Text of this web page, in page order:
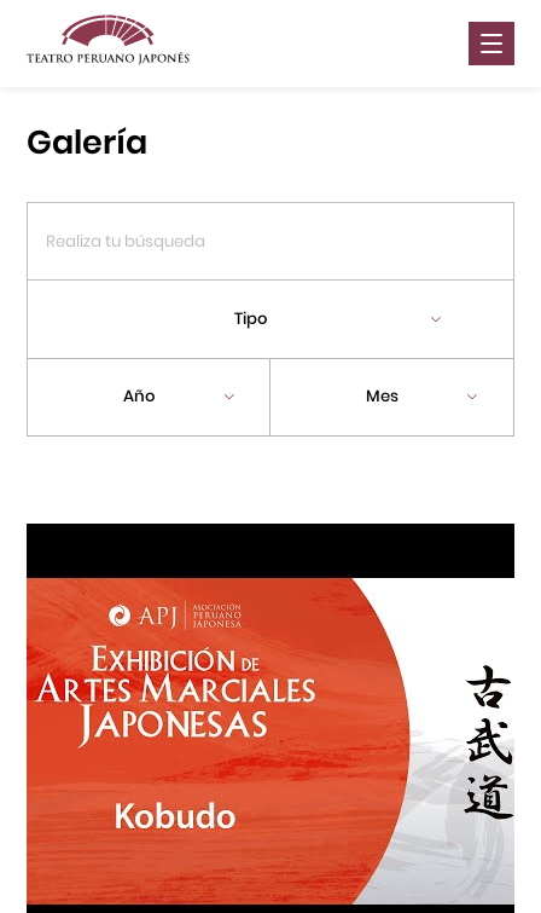
Centro Cultural Peruano Japonés
Teatro Peruano Japonés
Galería
Tipo
Año Mes